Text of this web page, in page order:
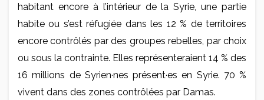
habitant encore à l’intérieur de la Syrie, une partie
habite ou s’est réfugiée dans les 12 % de territoires
encore contrôlés par des groupes rebelles, par choix
ou sous la contrainte. Elles représenteraient 14 % des
16 millions de Syrien·nes présent·es en Syrie. 70 %
vivent dans des zones contrôlées par Damas.